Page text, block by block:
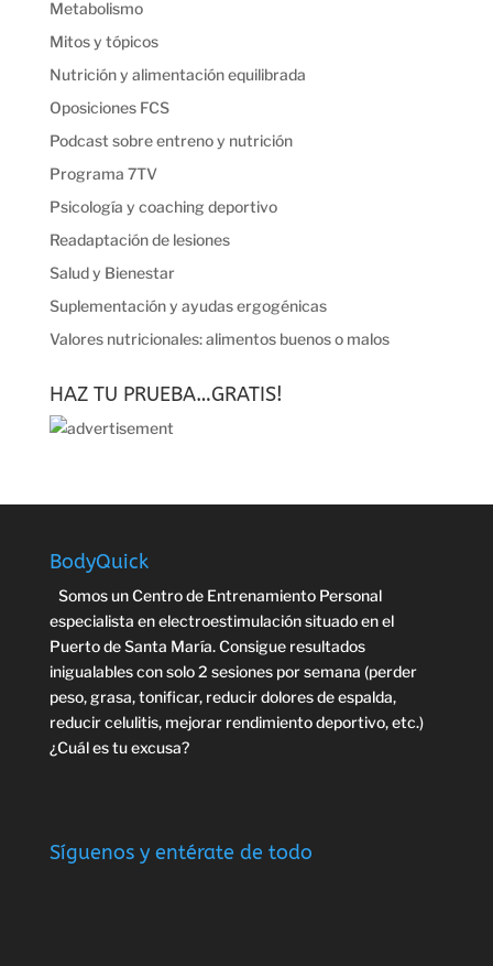
Metabolismo
Mitos y tópicos
Nutrición y alimentación equilibrada
Oposiciones FCS
Podcast sobre entreno y nutrición
Programa 7TV
Psicología y coaching deportivo
Readaptación de lesiones
Salud y Bienestar
Suplementación y ayudas ergogénicas
Valores nutricionales: alimentos buenos o malos
HAZ TU PRUEBA…GRATIS!
BodyQuick
Somos un Centro de Entrenamiento Personal
especialista en electroestimulación situado en el
Puerto de Santa María. Consigue resultados
inigualables con solo 2 sesiones por semana (perder
peso, grasa, tonificar, reducir dolores de espalda,
reducir celulitis, mejorar rendimiento deportivo, etc.)
¿Cuál es tu excusa?
Síguenos y entérate de todo